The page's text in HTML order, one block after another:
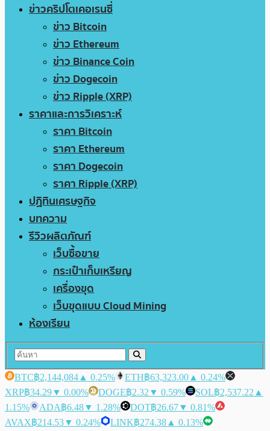
ข่าวคริปโตเคอเรนซี่
ข่าว Bitcoin
ข่าว Ethereum
ข่าว Binance Coin
ข่าว Dogecoin
ข่าว Ripple (XRP)
ราคาและการวิเคราะห์
ราคา Bitcoin
ราคา Ethereum
ราคา Dogecoin
ราคา Ripple (XRP)
ปฏิทินเศรษฐกิจ
บทความ
รีวิวผลิตภัณฑ์
เว็บซื้อขาย
กระเป๋าเก็บเหรียญ
เครื่องขุด
เว็บขุดแบบ Cloud Mining
ห้องเรียน
BTC฿2,144,084 ▲ 0.25% ETH฿63,323.00 ▲ 0.24%
XRP฿34.29▼ 0.00% DOGE฿2.32 ▼ 0.59% SOL฿2,537.22 ▲
1.15%
ADA฿6.48▼ 1.28% DOT฿26.67▼ 0.81%
AVAX฿214.53▼ 0.24% LINK฿274.38 ▲ 0.13%